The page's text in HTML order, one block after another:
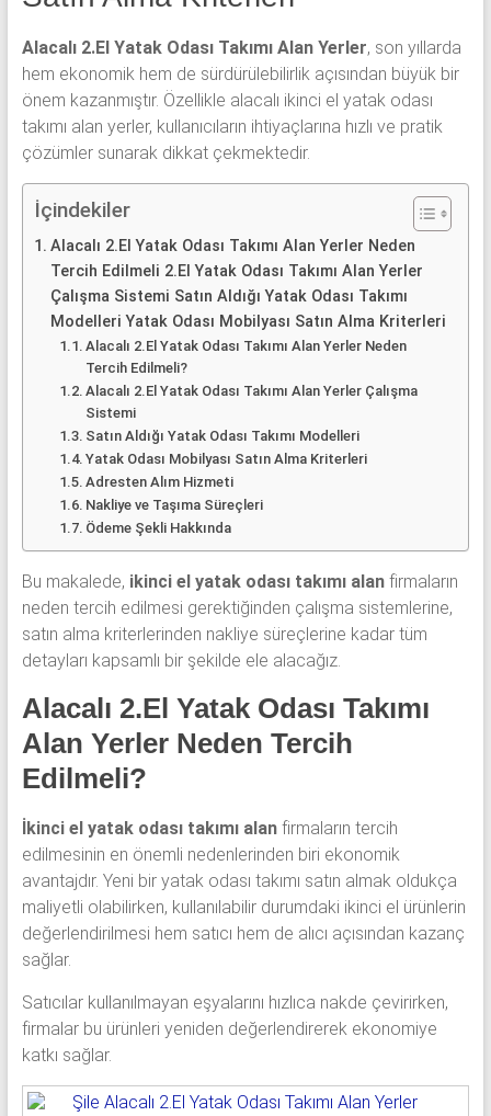
Antika
yatak
odası
ve
Metebronz
yatak
odası
takımı
alınmaktadır.
Alacalı 2.El Yatak Odası Takımı Alan Yerler, son yıllarda
hem ekonomik hem de sürdürülebilirlik açısından büyük bir
önem kazanmıştır. Özellikle alacalı ikinci el yatak odası
takımı alan yerler, kullanıcıların ihtiyaçlarına hızlı ve pratik
çözümler sunarak dikkat çekmektedir.
İçindekiler
Alacalı 2.El Yatak Odası Takımı Alan Yerler Neden
Tercih Edilmeli 2.El Yatak Odası Takımı Alan Yerler
Çalışma Sistemi Satın Aldığı Yatak Odası Takımı
Modelleri Yatak Odası Mobilyası Satın Alma Kriterleri
Alacalı 2.El Yatak Odası Takımı Alan Yerler Neden
Tercih Edilmeli?
Alacalı 2.El Yatak Odası Takımı Alan Yerler Çalışma
Sistemi
Satın Aldığı Yatak Odası Takımı Modelleri
Yatak Odası Mobilyası Satın Alma Kriterleri
Adresten Alım Hizmeti
Nakliye ve Taşıma Süreçleri
Ödeme Şekli Hakkında
Bu makalede, ikinci el yatak odası takımı alanfirmaların
neden tercih edilmesi gerektiğinden çalışma sistemlerine,
satın alma kriterlerinden nakliye süreçlerine kadar tüm
detayları kapsamlı bir şekilde ele alacağız.
Alacalı 2.El Yatak Odası Takımı
Alan Yerler Neden Tercih
Edilmeli?
İkinci el yatak odası takımı alanfirmaların tercih
edilmesinin en önemli nedenlerinden biri ekonomik
avantajdır. Yeni bir yatak odası takımı satın almak oldukça
maliyetli olabilirken, kullanılabilir durumdaki ikinci el ürünlerin
değerlendirilmesi hem satıcı hem de alıcı açısından kazanç
sağlar.
Satıcılar kullanılmayan eşyalarını hızlıca nakde çevirirken,
firmalar bu ürünleri yeniden değerlendirerek ekonomiye
katkı sağlar.